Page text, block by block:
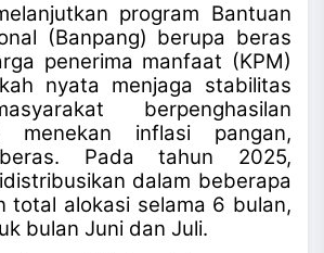
program Bantuan
(Banpang) berupa beras
penerima manfaat (KPM)
nyata menjaga stabilitas
berpenghasilan
menekan inflasi pangan,
Pada tahun 2025,
dalam beberapa
total alokasi selama 6 bulan,
bulan Juni dan Juli.